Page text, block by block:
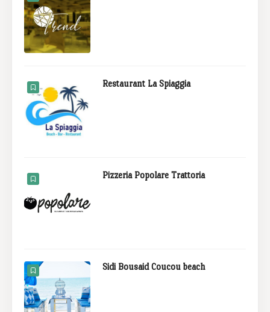
Restaurant La Spiaggia
Pizzeria Popolare Trattoria
Sidi Bousaid Coucou beach